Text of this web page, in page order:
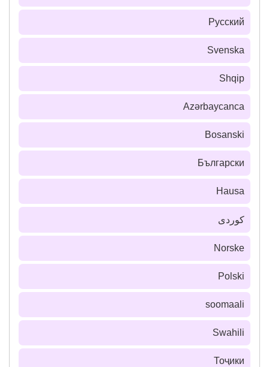
Русский
Svenska
Shqip
Azərbaycanca
Bosanski
Български
Hausa
كوردی
Norske
Polski
soomaali
Swahili
Тоҷики